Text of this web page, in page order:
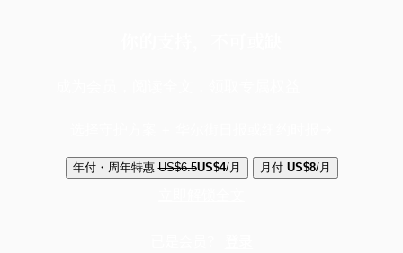
年付・周年特惠 US$6.5US$4/月 月付 US$8/月